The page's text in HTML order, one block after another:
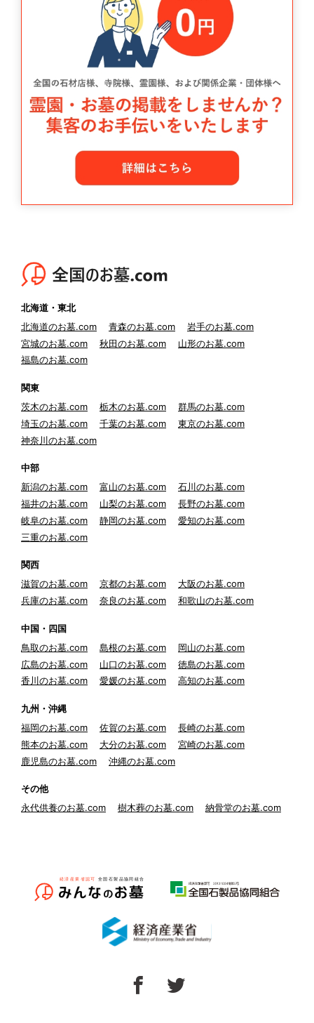
北海道・東北
北海道のお墓.com
青森のお墓.com
岩手のお墓.com
宮城のお墓.com
秋田のお墓.com
山形のお墓.com
福島のお墓.com
関東
茨木のお墓.com
栃木のお墓.com
群馬のお墓.com
埼玉のお墓.com
千葉のお墓.com
東京のお墓.com
神奈川のお墓.com
中部
新潟のお墓.com
富山のお墓.com
石川のお墓.com
福井のお墓.com
山梨のお墓.com
長野のお墓.com
岐阜のお墓.com
静岡のお墓.com
愛知のお墓.com
三重のお墓.com
関西
滋賀のお墓.com
京都のお墓.com
大阪のお墓.com
兵庫のお墓.com
奈良のお墓.com 和歌山のお墓.com
中国・四国
鳥取のお墓.com
島根のお墓.com
岡山のお墓.com
広島のお墓.com
山口のお墓.com
徳島のお墓.com
香川のお墓.com
愛媛のお墓.com 高知のお墓.com
九州・沖縄
福岡のお墓.com
佐賀のお墓.com
長崎のお墓.com
熊本のお墓.com
大分のお墓.com
宮崎のお墓.com
鹿児島のお墓.com
沖縄のお墓.com
その他
永代供養のお墓.com
樹木葬のお墓.com 納骨堂のお墓.com